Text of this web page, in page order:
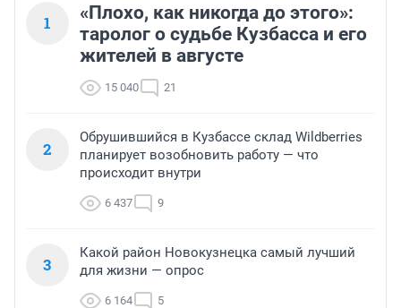
1
«Плохо, как никогда до этого»:
таролог о судьбе Кузбасса и его
жителей в августе
15 040 21
2
Обрушившийся в Кузбассе склад Wildberries
планирует возобновить работу — что
происходит внутри
6 437 9
3
Какой район Новокузнецка самый лучший
для жизни — опрос
6 164 5